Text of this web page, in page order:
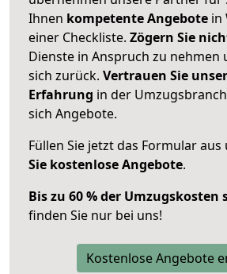
Ihnen kompetente Angebote in
einer Checkliste. Zögern Sie
Dienste in Anspruch zu nehmen
sich zurück. Vertrauen Sie
Erfahrung in der
sich Angebote.
Füllen Sie jetzt das Formular aus
Sie kostenlose Angebote.
Bis zu 60 % der Umzugskosten
finden Sie nur bei uns!
Kostenlose Angebote